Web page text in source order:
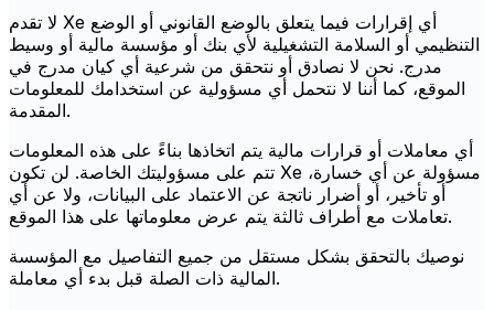
لا تقدم Xe أي إقرارات فيما يتعلق بالوضع القانوني أو الوضع
التنظيمي أو السلامة التشغيلية لأي بنك أو مؤسسة مالية أو وسيط
مدرج. نحن لا نصادق أو نتحقق من شرعية أي كيان مدرج في
الموقع، كما أننا لا نتحمل أي مسؤولية عن استخدامك للمعلومات
المقدمة.
أي معاملات أو قرارات مالية يتم اتخاذها بناءً على هذه المعلومات
تتم على مسؤوليتك الخاصة. لن تكون Xe مسؤولة عن أي خسارة،
أو تأخير، أو أضرار ناتجة عن الاعتماد على البيانات، ولا عن أي
تعاملات مع أطراف ثالثة يتم عرض معلوماتها على هذا الموقع.
نوصيك بالتحقق بشكل مستقل من جميع التفاصيل مع المؤسسة
المالية ذات الصلة قبل بدء أي معاملة.